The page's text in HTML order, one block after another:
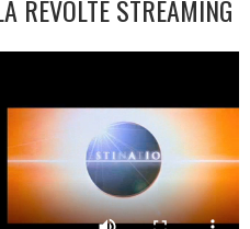
RÉVOLTE STREAMING